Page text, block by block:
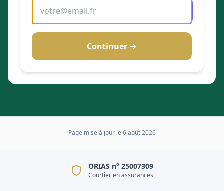
Continuer →
Page mise à jour le 6 août 2026
ORIAS n° 25007309
Courtier en assurances